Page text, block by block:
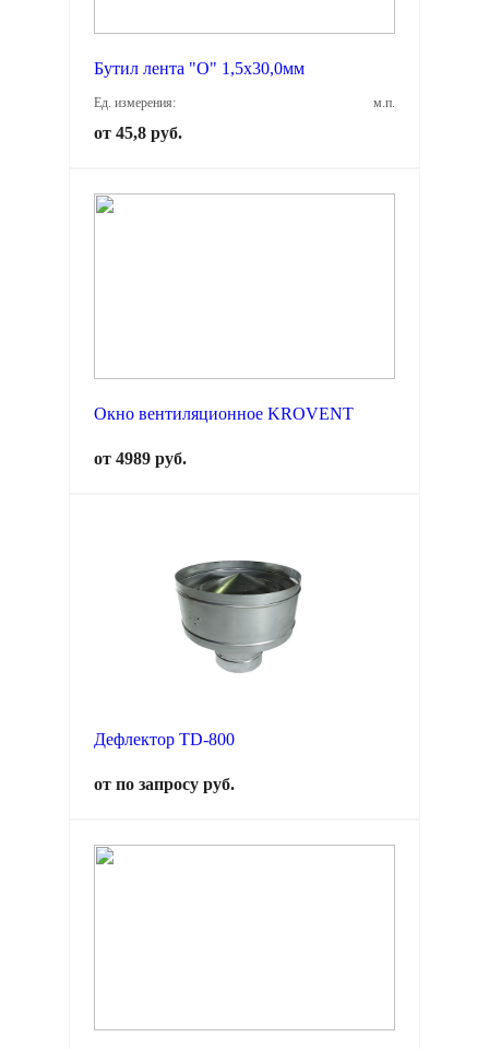
Бутил лента "О" 1,5х30,0мм
Ед. измерения: м.п.
от 45,8 руб.
Окно вентиляционное KROVENT
от 4989 руб.
Дефлектор TD-800
от по запросу руб.